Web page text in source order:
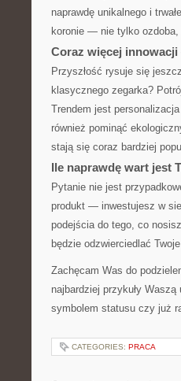
naprawdę unikalnego i
koronie — nie tylko
Coraz więcej
Przyszłość rysuje się
klasycznego zegarka?
Trendem jest
również pominąć
stają się coraz bardziej
Ile naprawdę wart jest
Pytanie nie jest
produkt — inwestujesz w
podejścia do tego, co
będzie odzwierciedlać
Zachęcam Was do
najbardziej przykuły
symbolem statusu czy już
CATEGORIES: PRACA